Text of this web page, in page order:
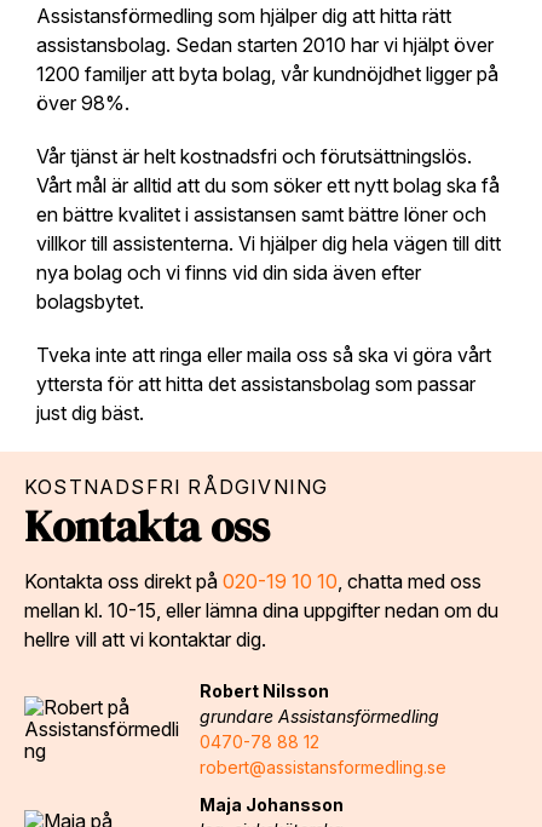
Assistansförmedling som hjälper dig att hitta rätt
assistansbolag. Sedan starten 2010 har vi hjälpt över
1200 familjer att byta bolag, vår kundnöjdhet ligger på
över 98%.
Vår tjänst är helt kostnadsfri och förutsättningslös.
Vårt mål är alltid att du som söker ett nytt bolag ska få
en bättre kvalitet i assistansen samt bättre löner och
villkor till assistenterna. Vi hjälper dig hela vägen till ditt
nya bolag och vi finns vid din sida även efter
bolagsbytet.
Tveka inte att ringa eller maila oss så ska vi göra vårt
yttersta för att hitta det assistansbolag som passar
just dig bäst.
KOSTNADSFRI RÅDGIVNING
Kontakta oss
Kontakta oss direkt på 020-19 10 10 , chatta med oss
mellan kl. 10-15, eller lämna dina uppgifter nedan om du
hellre vill att vi kontaktar dig.
Robert Nilsson
grundare Assistansförmedling
0470-78 88 12
robert@assistansformedling.se
Maja Johansson